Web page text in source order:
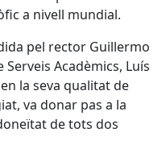
a nivell mundial.
pel rector Guillermo
Acadèmics, Luís
la seva qualitat de
va donar pas a la
de tots dos